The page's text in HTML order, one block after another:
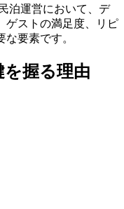
泊運営において、デ
ゲストの満足度、リピ
要素です。
握る理由